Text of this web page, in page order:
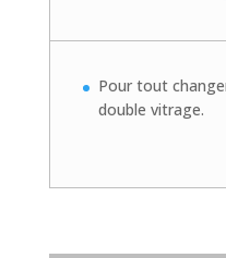
Pour tout
double vitrage.